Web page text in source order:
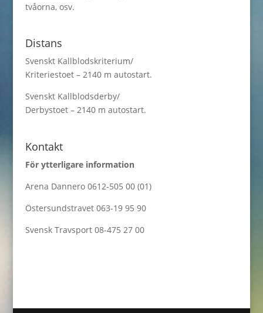
tvåorna, osv.
Distans
Svenskt Kallblodskriterium/
Kriteriestoet – 2140 m autostart.
Svenskt Kallblodsderby/
Derbystoet – 2140 m autostart.
Kontakt
För ytterligare information
Arena Dannero 0612-505 00 (01)
Östersundstravet 063-19 95 90
Svensk Travsport 08-475 27 00